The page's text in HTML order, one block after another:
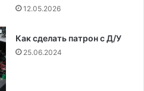
12.05.2026
Как сделать патрон с Д/У
25.06.2024